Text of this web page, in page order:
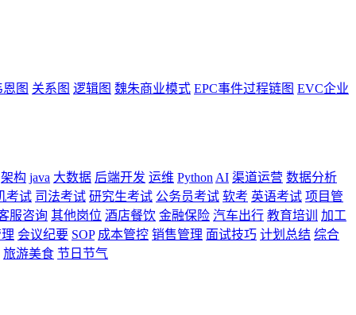
恩图 关系图 逻辑图 魏朱商业模式 EPC事件过程链图 EVC企业
架构 java 大数据 后端开发 运维 Python AI 渠道运营 数据分析
考试 司法考试 研究生考试 公务员考试 软考 英语考试 项目管
服咨询 其他岗位 酒店餐饮 金融保险 汽车出行 教育培训
加工
会议纪要 SOP 成本管控 销售管理 面试技巧 计划总结 综合
旅游美食 节日节气